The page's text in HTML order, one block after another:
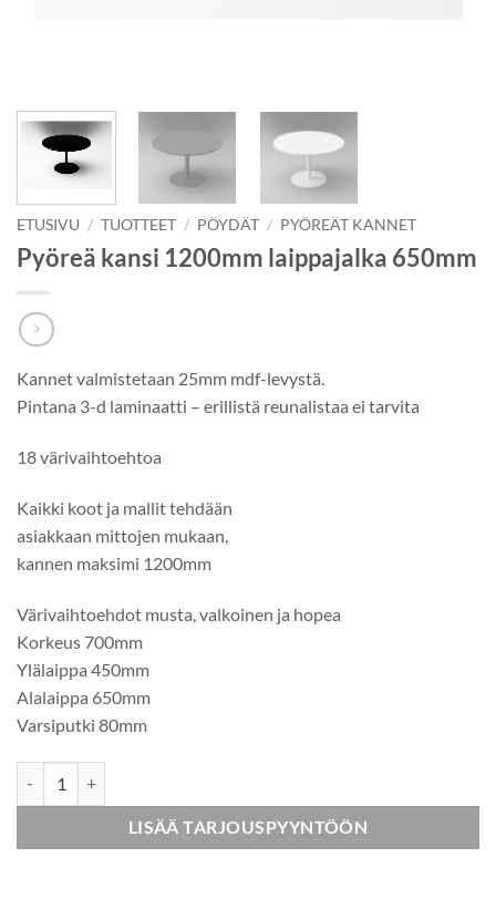
ETUSIVU / TUOTTEET / PÖYDÄT / PYÖREÄT KANNET
Pyöreä kansi 1200mm laippajalka 650mm
Kannet valmistetaan 25mm mdf-levystä.
Pintana 3-d laminaatti – erillistä reunalistaa ei tarvita
18 värivaihtoehtoa
Kaikki koot ja mallit tehdään
asiakkaan mittojen mukaan,
kannen maksimi 1200mm
Värivaihtoehdot musta, valkoinen ja hopea
Korkeus 700mm
Ylälaippa 450mm
Alalaippa 650mm
Varsiputki 80mm
LISÄÄ TARJOUSPYYNTÖÖN